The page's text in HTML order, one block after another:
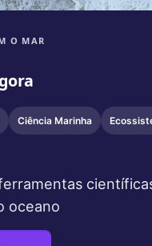
O MAR
Ciência Marinha
oceano